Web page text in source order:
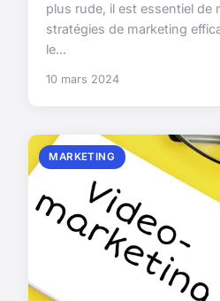
plus rude, il est essentiel de
stratégies de marketing
le...
10 mars 2024
MARKETING